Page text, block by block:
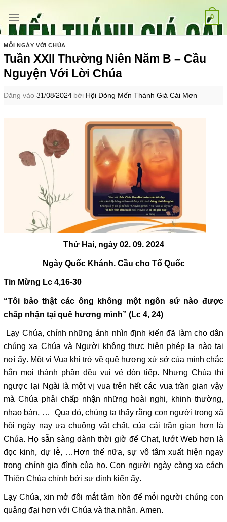
qua
nội
dung
0
MỖI NGÀY VỚI CHÚA
Tuần XXII Thường Niên Năm B – Cầu
Nguyện Với Lời Chúa
Đăng vào 31/08/2024 bởi Hội Dòng Mến Thánh Giá Cái Mơn
Thứ Hai, ngày 02. 09. 2024
Ngày Quốc Khánh. Cầu cho Tổ Quốc
Tin Mừng Lc 4,16-30
“Tôi bảo thật các ông không một ngôn sứ nào được
chấp nhận tại quê hương mình” (Lc 4, 24)
Lạy Chúa, chính những ánh nhìn định kiến đã làm cho dân
chúng xa Chúa và Người không thực hiện phép lạ nào tại
nơi ấy. Một vị Vua khi trở về quê hương xứ sở của mình chắc
hẳn mọi thành phần đều vui vẻ đón tiếp. Nhưng Chúa thì
ngược lại Ngài là một vị vua trên hết các vua trần gian vậy
mà Chúa phải chấp nhận những hoài nghi, khinh thường,
nhạo bán, … Qua đó, chúng ta thấy rằng con người trong xã
hội ngày nay ưa chuộng vật chất, của cải trần gian hơn là
Chúa. Họ sẵn sàng dành thời giờ để Chat, lướt Web hơn là
đọc kinh, dự lễ, …Hơn thế nữa, sự vô tâm xuất hiện ngay
trong chính gia đình của họ. Con người ngày càng xa cách
Thiên Chúa chính bởi sự định kiến ấy.
Lạy Chúa, xin mở đôi mắt tâm hồn để mỗi người chúng con
quảng đại hơn với Chúa và tha nhân. Amen.